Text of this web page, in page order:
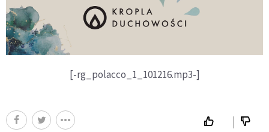
[-rg_polacco_1_101216.mp3-]